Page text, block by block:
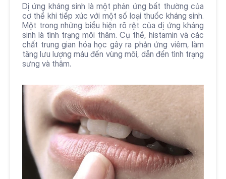
Dị ứng kháng sinh là một phản ứng bất thường của
cơ thể khi tiếp xúc với một số loại thuốc kháng sinh.
Một trong những biểu hiện rõ rệt của dị ứng kháng
sinh là tình trạng môi thâm. Cụ thể, histamin và các
chất trung gian hóa học gây ra phản ứng viêm, làm
tăng lưu lượng máu đến vùng môi, dẫn đến tình trạng
sưng và thâm.